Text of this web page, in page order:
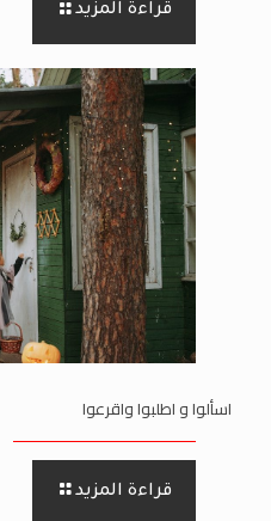
قراءة المزيد
اسألوا و اطلبوا واقرعوا
قراءة المزيد